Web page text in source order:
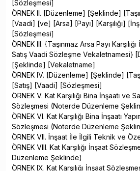
[Sözleşmesi]
ÖRNEK II. [Düzenleme] [Şeklinde]
[Vaadi] [ve] [Arsa] [Payı] [Karşılığı]
[Sözleşmesi]
ÖRNEK III. {Taşınmaz Arsa Payı
Satış Vaadi Sözleşme Vekaletnamesi}
[Şeklinde] [Vekaletname]
ÖRNEK IV. [Düzenleme] [Şeklinde]
[Satış] [Vaadi] [Sözleşmesi]
ÖRNEK V. Kat Karşılığı Bina İnşaatı ve
Sözleşmesi (Noterde Düzenleme
ÖRNEK VI. Kat Karşılığı Bina İnşaatı
Sözleşmesi (Noterde Düzenleme
ÖRNEK VII. İnşaat İle İlgili Teknik ve
ÖRNEK VIII. Kat Karşılığı İnşaat
Düzenleme Şeklinde)
ÖRNEK IX. Kat Karşılığı İnşaat